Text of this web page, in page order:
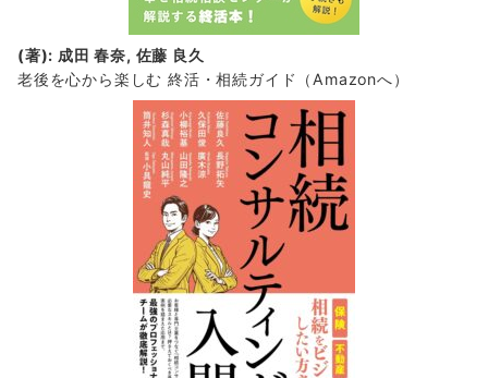
(著): 成田 春奈, 佐藤 良久
老後を心から楽しむ 終活・相続ガイド
（Amazonへ）